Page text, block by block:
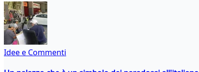
Idee e Commenti